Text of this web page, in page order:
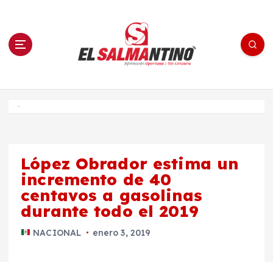
n El Salmantino - medios/noticias/editorial
López Obrador estima un
incremento de 40
centavos a gasolinas
durante todo el 2019
NACIONAL enero 3, 2019